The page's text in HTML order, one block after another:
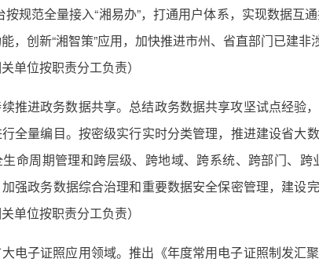
按规范全量接入“湘易办”，打通用户体系，实现数据互
，创新“湘智策”应用，加快推进市州、省直部门已建
单位按职责分工负责）
续推进政务数据共享。总结政务数据共享攻坚试点经
全量编目。按密级实行实时分类管理，推进建设省
命周期管理和跨层级、跨地域、跨系统、跨部门、
加强政务数据综合治理和重要数据安全保密管理，建
单位按职责分工负责）
大电子证照应用领域。推出《年度常用电子证照制发